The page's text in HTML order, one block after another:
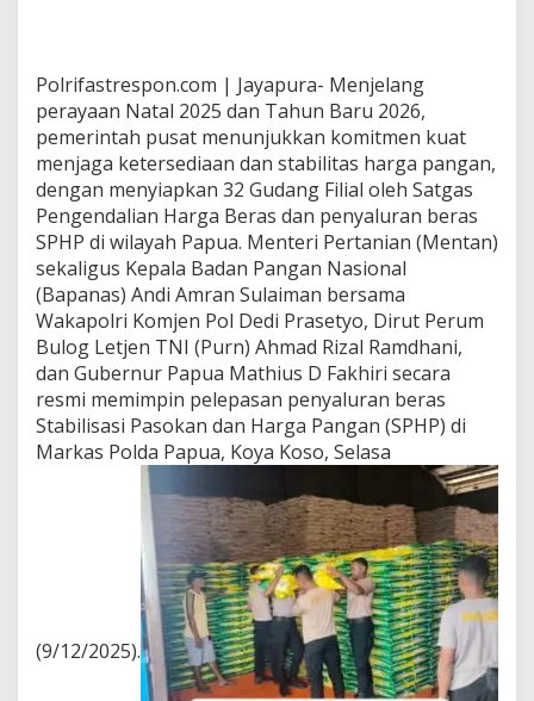
Polrifastrespon.com | Jayapura- Menjelang
perayaan Natal 2025 dan Tahun Baru 2026,
pemerintah pusat menunjukkan komitmen kuat
menjaga ketersediaan dan stabilitas harga pangan,
dengan menyiapkan 32 Gudang Filial oleh Satgas
Pengendalian Harga Beras dan penyaluran beras
SPHP di wilayah Papua. Menteri Pertanian (Mentan)
sekaligus Kepala Badan Pangan Nasional
(Bapanas) Andi Amran Sulaiman bersama
Wakapolri Komjen Pol Dedi Prasetyo, Dirut Perum
Bulog Letjen TNI (Purn) Ahmad Rizal Ramdhani,
dan Gubernur Papua Mathius D Fakhiri secara
resmi memimpin pelepasan penyaluran beras
Stabilisasi Pasokan dan Harga Pangan (SPHP) di
Markas Polda Papua, Koya Koso, Selasa
(9/12/2025).